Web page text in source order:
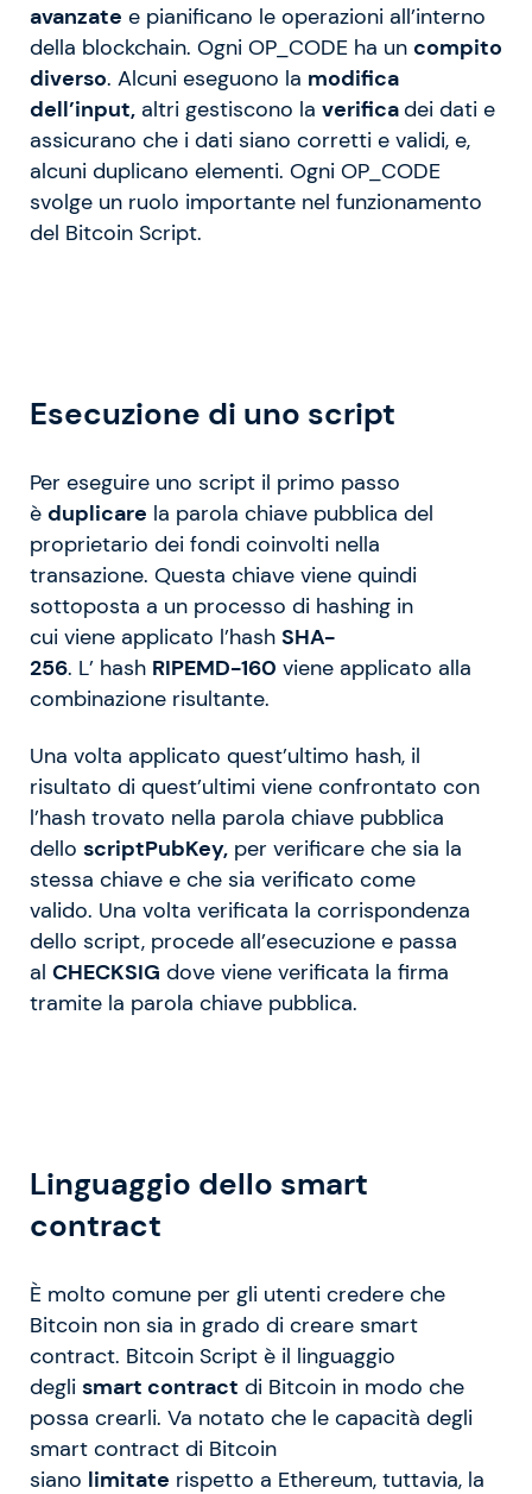
avanzate e pianificano le operazioni all’interno
della blockchain. Ogni OP_CODE ha un compito
diverso. Alcuni eseguono la modifica
dell’input, altri gestiscono la verificadei dati e
assicurano che i dati siano corretti e validi, e,
alcuni duplicano elementi. Ogni OP_CODE
svolge un ruolo importante nel funzionamento
del Bitcoin Script.
Esecuzione di uno script
Per eseguire uno script il primo passo
è duplicare la parola chiave pubblica del
proprietario dei fondi coinvolti nella
transazione. Questa chiave viene quindi
sottoposta a un processo di hashing in
cui viene applicato l’hash SHA-
256. L’ hash RIPEMD-160 viene applicato alla
combinazione risultante.
Una volta applicato quest’ultimo hash, il
risultato di quest’ultimi viene confrontato con
l’hash trovato nella parola chiave pubblica
dello scriptPubKey, per verificare che sia la
stessa chiave e che sia verificato come
valido. Una volta verificata la corrispondenza
dello script, procede all’esecuzione e passa
al CHECKSIG dove viene verificata la firma
tramite la parola chiave pubblica.
Linguaggio dello smart
contract
È molto comune per gli utenti credere che
Bitcoin non sia in grado di creare smart
contract. Bitcoin Script è il linguaggio
degli smart contract di Bitcoin in modo che
possa crearli. Va notato che le capacità degli
smart contract di Bitcoin
siano limitate rispetto a Ethereum, tuttavia, la